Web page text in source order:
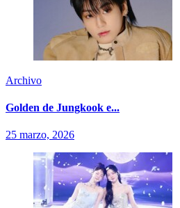
Archivo
Golden de Jungkook e...
25 marzo, 2026